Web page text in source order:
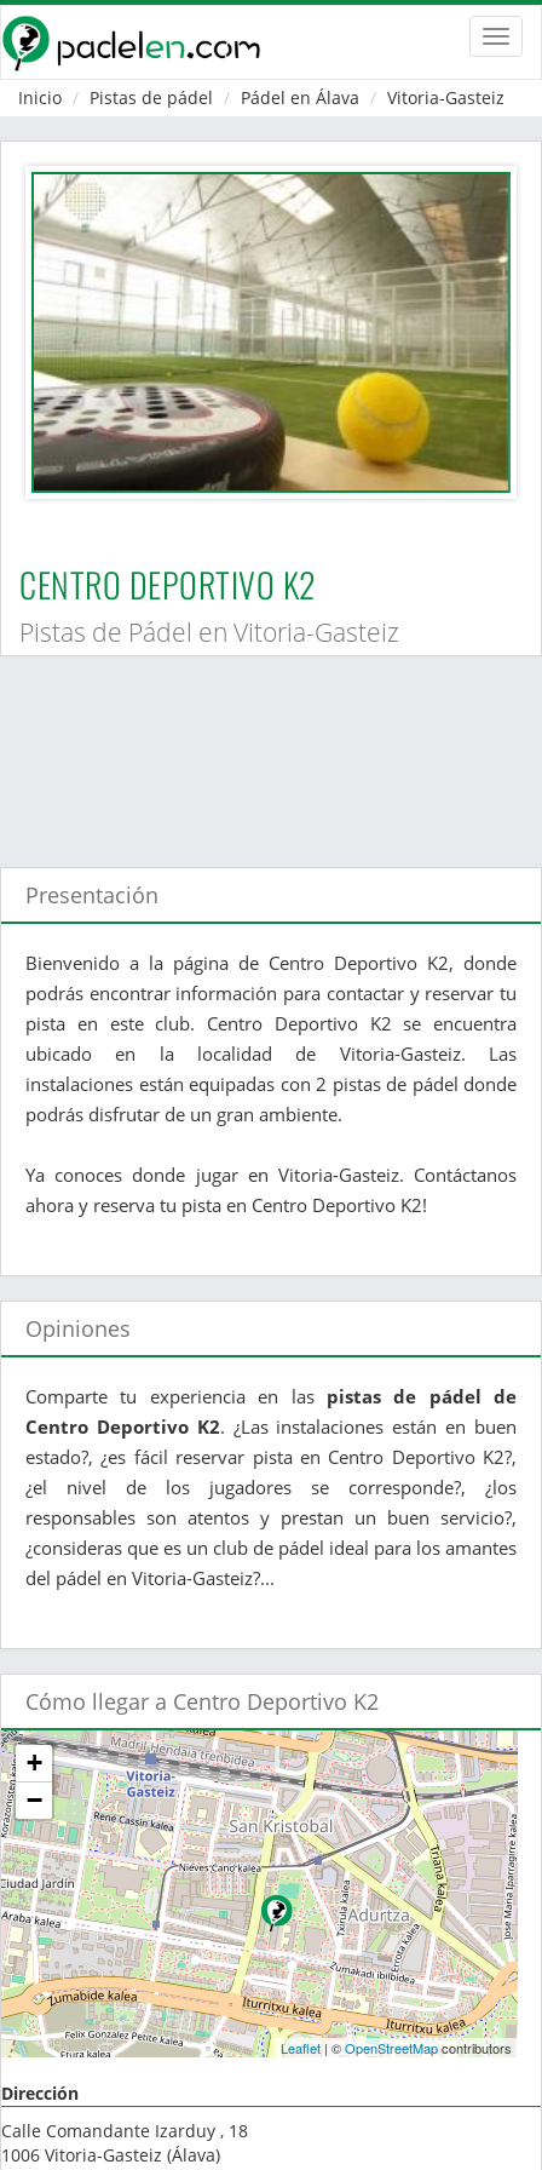
Inicio
Pistas de pádel Pádel en Álava Vitoria-Gasteiz
CENTRO DEPORTIVO K2
Pistas de Pádel en Vitoria-Gasteiz
Presentación
Bienvenido a la página de Centro Deportivo K2, donde
podrás encontrar información para contactar y reservar tu
pista en este club. Centro Deportivo K2 se encuentra
ubicado en la localidad de Vitoria-Gasteiz. Las
instalaciones están equipadas con 2 pistas de pádel donde
podrás disfrutar de un gran ambiente.
Ya conoces donde jugar en Vitoria-Gasteiz. Contáctanos
ahora y reserva tu pista en Centro Deportivo K2!
Opiniones
Comparte tu experiencia en las pistas de pádel de
Centro Deportivo K2. ¿Las instalaciones están en buen
estado?, ¿es fácil reservar pista en Centro Deportivo K2?,
¿el nivel de los jugadores se corresponde?, ¿los
responsables son atentos y prestan un buen servicio?,
¿consideras que es un club de pádel ideal para los amantes
del pádel en Vitoria-Gasteiz?...
Cómo llegar a Centro Deportivo K2
+
−
Leaflet| ©OpenStreetMapcontributors
Dirección
Calle Comandante Izarduy , 18
1006 Vitoria-Gasteiz (Álava)